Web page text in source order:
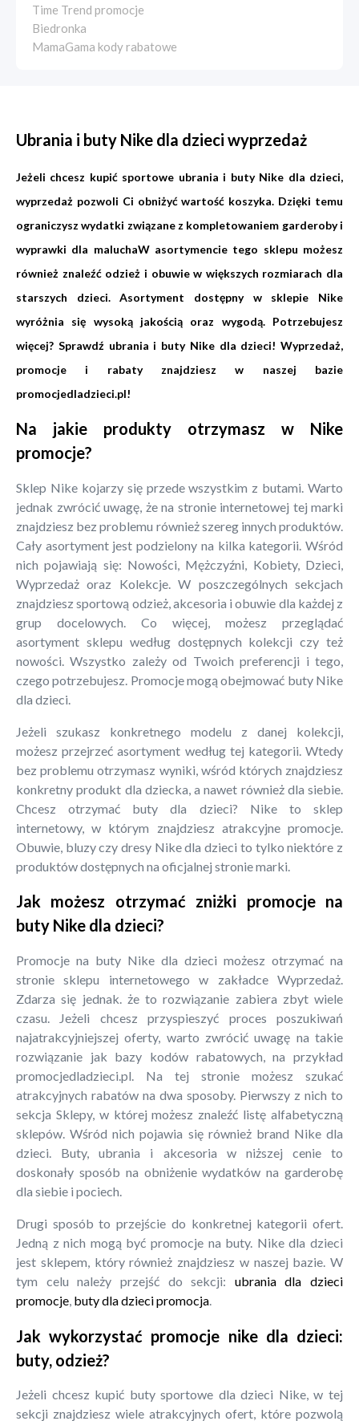
Time Trend promocje
Biedronka
MamaGama kody rabatowe
Ubrania i buty Nike dla dzieci wyprzedaż
Jeżeli chcesz kupić sportowe ubrania i buty Nike dla dzieci,
wyprzedaż pozwoli Ci obniżyć wartość koszyka. Dzięki temu
ograniczysz wydatki związane z kompletowaniem garderoby i
wyprawki dla maluchaW asortymencie tego sklepu możesz
również znaleźć odzież i obuwie w większych rozmiarach dla
starszych dzieci. Asortyment dostępny w sklepie Nike
wyróżnia się wysoką jakością oraz wygodą. Potrzebujesz
więcej? Sprawdź ubrania i buty Nike dla dzieci! Wyprzedaż,
promocje i rabaty znajdziesz w naszej bazie
promocjedladzieci.pl!
Na jakie produkty otrzymasz w Nike
promocje?
Sklep Nike kojarzy się przede wszystkim z butami. Warto
jednak zwrócić uwagę, że na stronie internetowej tej marki
znajdziesz bez problemu również szereg innych produktów.
Cały asortyment jest podzielony na kilka kategorii. Wśród
nich pojawiają się: Nowości, Mężczyźni, Kobiety, Dzieci,
Wyprzedaż oraz Kolekcje. W poszczególnych sekcjach
znajdziesz sportową odzież, akcesoria i obuwie dla każdej z
grup docelowych. Co więcej, możesz przeglądać
asortyment sklepu według dostępnych kolekcji czy też
nowości. Wszystko zależy od Twoich preferencji i tego,
czego potrzebujesz. Promocje mogą obejmować buty Nike
dla dzieci.
Jeżeli szukasz konkretnego modelu z danej kolekcji,
możesz przejrzeć asortyment według tej kategorii. Wtedy
bez problemu otrzymasz wyniki, wśród których znajdziesz
konkretny produkt dla dziecka, a nawet również dla siebie.
Chcesz otrzymać buty dla dzieci? Nike to sklep
internetowy, w którym znajdziesz atrakcyjne promocje.
Obuwie, bluzy czy dresy Nike dla dzieci to tylko niektóre z
produktów dostępnych na oficjalnej stronie marki.
Jak możesz otrzymać zniżki promocje na
buty Nike dla dzieci?
Promocje na buty Nike dla dzieci możesz otrzymać na
stronie sklepu internetowego w zakładce Wyprzedaż.
Zdarza się jednak. że to rozwiązanie zabiera zbyt wiele
czasu. Jeżeli chcesz przyspieszyć proces poszukiwań
najatrakcyjniejszej oferty, warto zwrócić uwagę na takie
rozwiązanie jak bazy kodów rabatowych, na przykład
promocjedladzieci.pl. Na tej stronie możesz szukać
atrakcyjnych rabatów na dwa sposoby. Pierwszy z nich to
sekcja Sklepy, w której możesz znaleźć listę alfabetyczną
sklepów. Wśród nich pojawia się również brand Nike dla
dzieci. Buty, ubrania i akcesoria w niższej cenie to
doskonały sposób na obniżenie wydatków na garderobę
dla siebie i pociech.
Drugi sposób to przejście do konkretnej kategorii ofert.
Jedną z nich mogą być promocje na buty. Nike dla dzieci
jest sklepem, który również znajdziesz w naszej bazie. W
tym celu należy przejść do sekcji: ubrania dla dzieci
promocje, buty dla dzieci promocja.
Jak wykorzystać promocje nike dla dzieci:
buty, odzież?
Jeżeli chcesz kupić buty sportowe dla dzieci Nike, w tej
sekcji znajdziesz wiele atrakcyjnych ofert, które pozwolą